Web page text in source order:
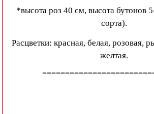
*высота роз 40 см, высота бутонов
сорта).
Расцветки: красная, белая, розовая,
желтая.